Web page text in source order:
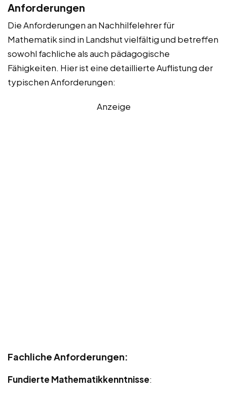
Anforderungen
Die Anforderungen an Nachhilfelehrer für
Mathematik sind in Landshut vielfältig und betreffen
sowohl fachliche als auch pädagogische
Fähigkeiten. Hier ist eine detaillierte Auflistung der
typischen Anforderungen:
Anzeige
Fachliche Anforderungen:
Fundierte Mathematikkenntnisse: